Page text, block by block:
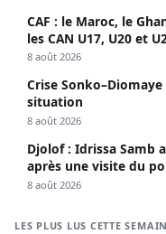
CAF : le Maroc, le
les CAN U17, U20 et
8 août 2026
Crise
situation
8 août 2026
Djolof : Idrissa Samb
après une visite du
8 août 2026
LES PLUS LUS CETTE